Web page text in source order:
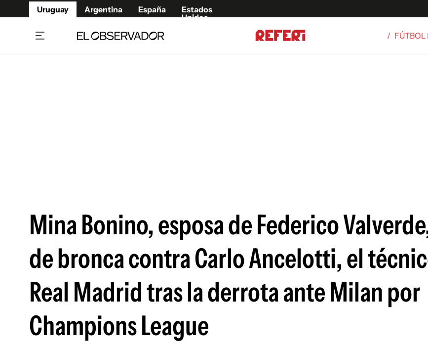
Uruguay Argentina España
Estados
Unidos
/
Mina Bonino, esposa de Federico
de bronca contra Carlo Ancelotti, el
Real Madrid tras la derrota ante Milan por
Champions League